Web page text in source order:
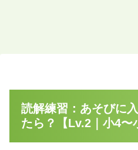
読解練習：あそびに
たら？【Lv.2｜小4〜